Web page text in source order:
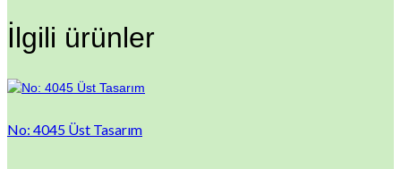
İlgili ürünler
No: 4045 Üst Tasarım